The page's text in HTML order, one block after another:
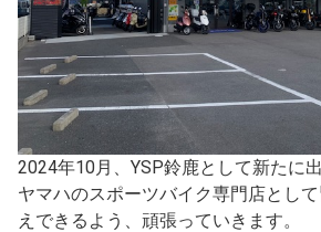
2024年10月、YSP鈴鹿として新たに
ヤマハのスポーツバイク専門店とし
えできるよう、頑張っていきます。